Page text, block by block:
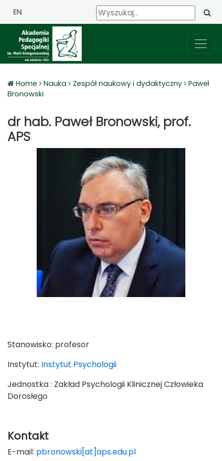
EN
Home Nauka Zespół naukowy i dydaktyczny
Paweł
Bronowski
dr hab. Paweł Bronowski, prof.
APS
Stanowisko: profesor
Instytut: Instytut Psychologii
Jednostka : Zakład Psychologii Klinicznej Człowieka
Dorosłego
Kontakt
E-mail: pbronowski[at]aps.edu.pl